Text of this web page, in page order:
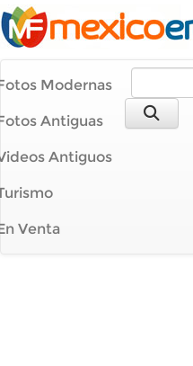
Modernas
Antiguas
Antiguos
Venta